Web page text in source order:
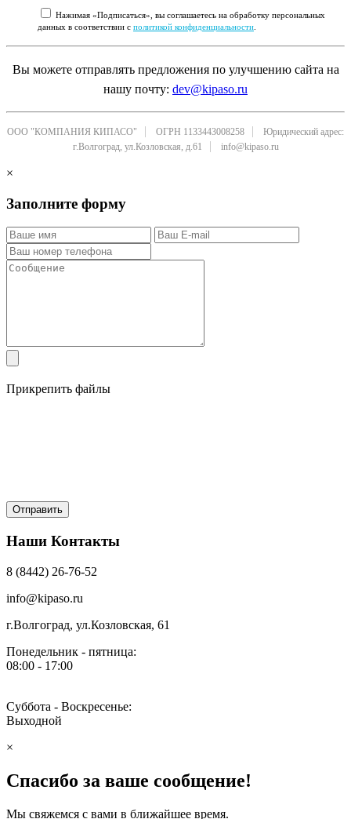
Нажимая «Подписаться», вы соглашаетесь на обработку персональных
данных в соответствии с политикой конфиденциальности
Вы можете отправлять предложения по улучшению сайта на
нашу почту: dev@kipaso.ru
ООО "КОМПАНИЯ КИПАСО" ОГРН 1133443008258
Юридический адрес:
г.Волгоград, ул.Козловская, д.61
info@kipaso.ru
×
Заполните форму
Прикрепить файлы
Наши Контакты
8 (8442) 26-76-52
info@kipaso.ru
г.Волгоград, ул.Козловская, 61
Понедельник - пятница:
08:00 - 17:00
Суббота - Воскресенье:
Выходной
×
Спасибо за ваше сообщение!
Мы свяжемся с вами в ближайшее время.